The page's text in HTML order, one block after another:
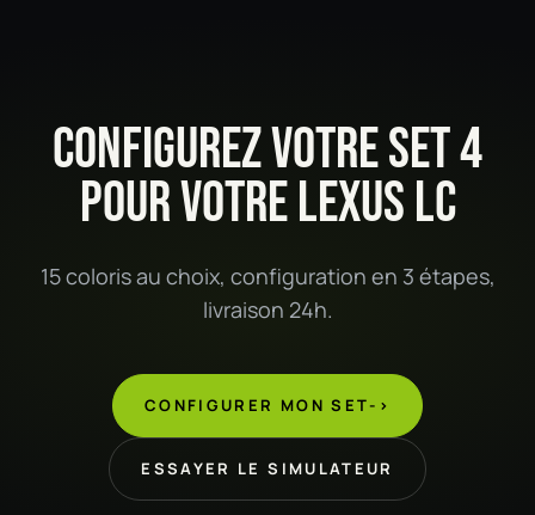
CONFIGUREZ VOTRE SET 4
POUR VOTRE LEXUS LC
15 coloris au choix, configuration en 3 étapes,
livraison 24h.
CONFIGURER MON SET->
ESSAYER LE SIMULATEUR